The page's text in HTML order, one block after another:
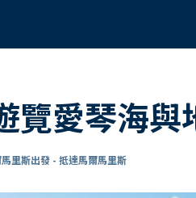
覽愛琴海
里斯出發 - 抵達馬爾馬里斯